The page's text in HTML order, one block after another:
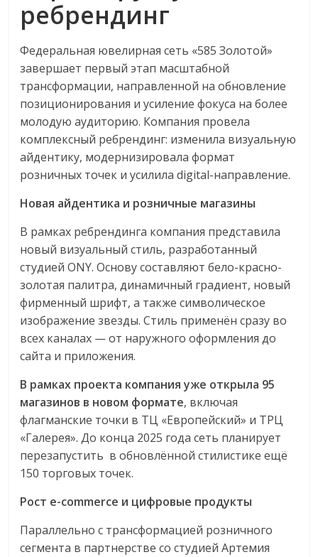
ребрендинг
Федеральная ювелирная сеть «585 Золотой»
завершает первый этап масштабной
трансформации, направленной на обновление
позиционирования и усиление фокуса на более
молодую аудиторию. Компания провела
комплексный ребрендинг: изменила визуальную
айдентику, модернизировала формат
розничных точек и усилила digital-направление.
Новая айдентика и розничные магазины
В рамках ребрендинга компания представила
новый визуальный стиль, разработанный
студией ONY. Основу составляют бело-красно-
золотая палитра, динамичный градиент, новый
фирменный шрифт, а также символическое
изображение звезды. Стиль применён сразу во
всех каналах — от наружного оформления до
сайта и приложения.
В рамках проекта компания уже открыла 95
магазинов в новом формате, включая
флагманские точки в ТЦ «Европейский» и ТРЦ
«Галерея». До конца 2025 года сеть планирует
перезапустить в обновлённой стилистике ещё
150 торговых точек.
Рост e-commerce и цифровые продукты
Параллельно с трансформацией розничного
сегмента в партнерстве со студией Артемия